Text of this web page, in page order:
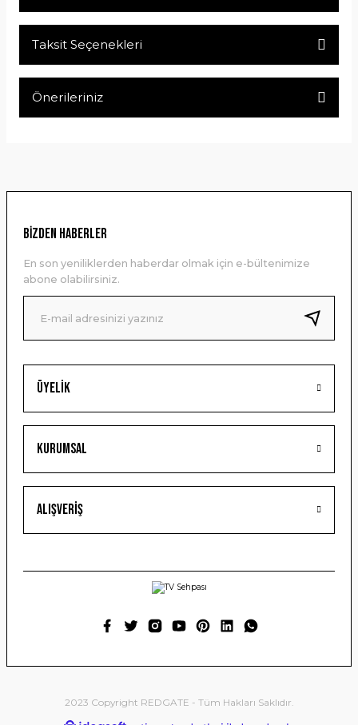
Taksit Seçenekleri
Önerileriniz
Ürün resmi kalitesiz, bozuk veya görüntülenemiyor.
Ürün bilgilerinde hatalar bulunuyor.
Ürün fiyatı diğer sitelerden daha pahalı.
Bu ürüne benzer farklı alternatifler olmalı.
Gönder
Üyelik
Kurumsal
Alışveriş
BİZDEN HABERLER
En son yeniliklerden haberdar olmak için e-bültenimize
abone olabilirsiniz.
2023 Copyright REDGATE - Tüm Hakları Saklıdır.